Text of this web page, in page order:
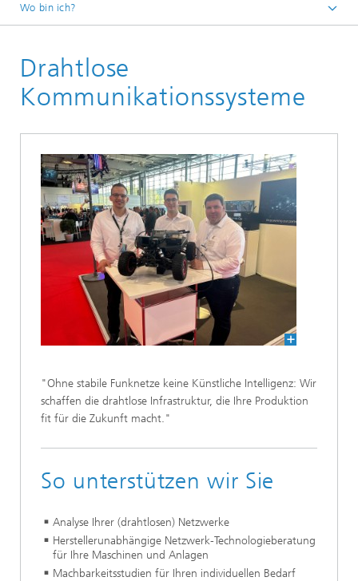
Wo bin ich?
Drahtlose
Kommunikationssysteme
"Ohne stabile Funknetze keine Künstliche Intelligenz: Wir
schaffen die drahtlose Infrastruktur, die Ihre Produktion
fit für die Zukunft macht."
So unterstützen wir Sie
Analyse Ihrer (drahtlosen) Netzwerke
Herstellerunabhängige Netzwerk-Technologieberatung
für Ihre Maschinen und Anlagen
Machbarkeitsstudien für Ihren individuellen Bedarf